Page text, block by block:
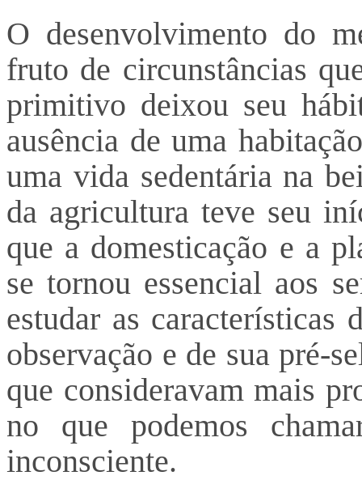
O desenvolvimento do
fruto de circunstâncias
primitivo deixou seu
ausência de uma
uma vida sedentária na
da agricultura teve seu
que a domesticação e a
se tornou essencial aos
estudar as características
observação e de sua pré-
que consideravam mais
no que podemos
inconsciente.